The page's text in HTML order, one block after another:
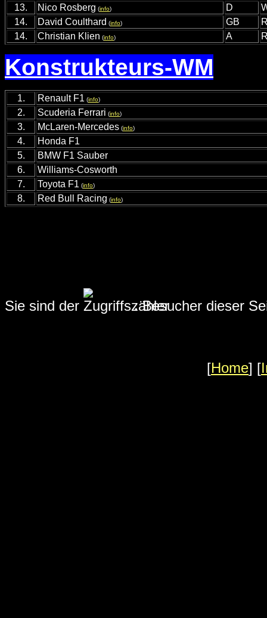
13. Nico Rosberg (info) D
14. David Coulthard (info) GB
14. Christian Klien (info) A
Konstrukteurs-WM
1. Renault F1 (info)
2. Scuderia Ferrari (info)
3. McLaren-Mercedes (info)
4.
Honda F1
5.
BMW F1 Sauber
6.
Williams-Cosworth
7. Toyota F1 (info)
8. Red Bull Racing (info)
Sie sind der .Besucher dieser
[Home] [